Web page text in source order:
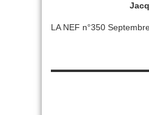
LA NEF n°350